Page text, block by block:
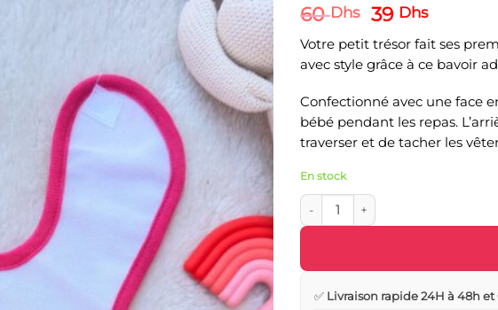
60Dhs
Le
prix
initial
était :
60 Dhs.
39 DhsLe
prix
actuel
est :
39 Dhs.
Votre petit trésor fait ses
avec style grâce à ce bavoir
Confectionné avec une face
bébé pendant les repas.
traverser et de tacher les
En stock
quantité de Bavoir bébé tout
✅ Livraison rapide 24H à 48h